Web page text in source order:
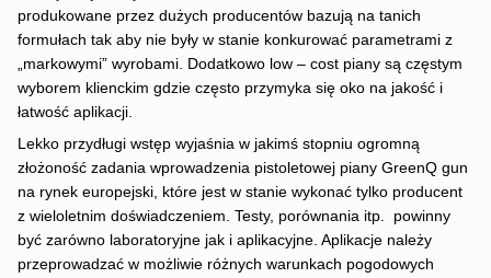
produkowane przez dużych producentów bazują na tanich
formułach tak aby nie były w stanie konkurować parametrami z
„markowymi” wyrobami. Dodatkowo low – cost piany są częstym
wyborem klienckim gdzie często przymyka się oko na jakość i
łatwość aplikacji.
Lekko przydługi wstęp wyjaśnia w jakimś stopniu ogromną
złożoność zadania wprowadzenia pistoletowej piany GreenQ gun
na rynek europejski, które jest w stanie wykonać tylko producent
z wieloletnim doświadczeniem. Testy, porównania itp. powinny
być zarówno laboratoryjne jak i aplikacyjne. Aplikacje należy
przeprowadzać w możliwie różnych warunkach pogodowych